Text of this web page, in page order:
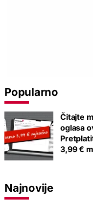
Popularno
Čitajte
oglasa
3,99 €
Najnovije